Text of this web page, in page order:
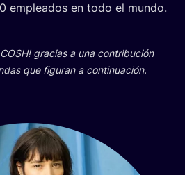
emplea­dos en todo el mundo.
COSH! gra­cias a una con­tri­bu­ción
que figu­ran a continuación.